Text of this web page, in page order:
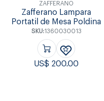
ZAFFERANO
Zafferano Lampara
Portatil de Mesa Poldina
SKU:1360030013
US$ 200.00